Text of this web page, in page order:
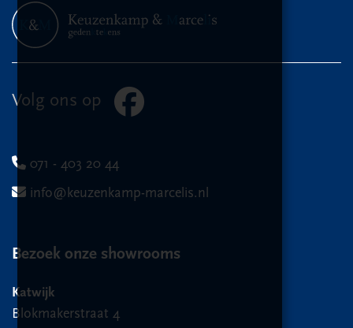
Volg ons op
071 - 403 20 44
info@keuzenkamp-marcelis.nl
Bezoek onze showrooms
Katwijk
Blokmakerstraat 4